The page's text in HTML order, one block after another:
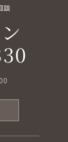
談